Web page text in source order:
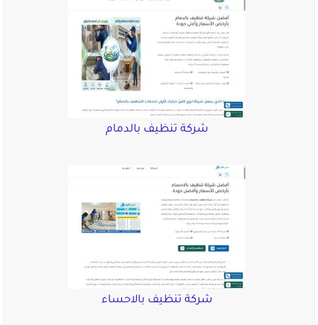
شركة تنظيف بالدمام
شركة تنظيف بالاحساء